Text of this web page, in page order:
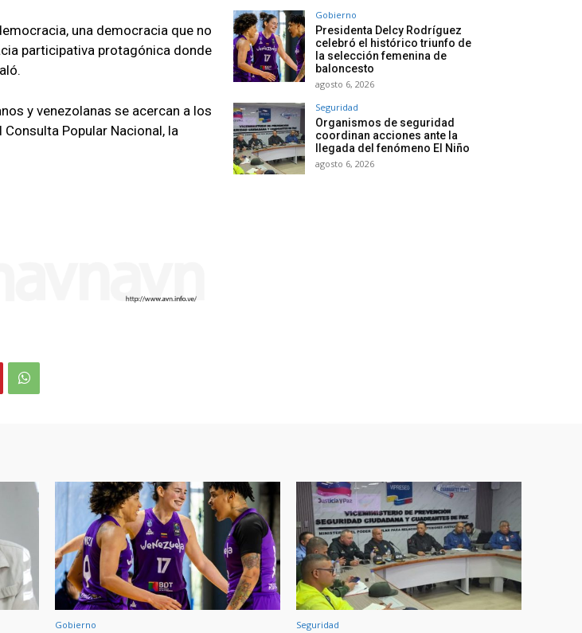
una democracia que no
participativa protagónica donde
y venezolanas se acercan a los
Popular Nacional, la
Gobierno
Presidenta Delcy Rodríguez
celebró el histórico triunfo de
la selección femenina de
baloncesto
agosto 6, 2026
Seguridad
Organismos de seguridad
coordinan acciones ante la
llegada del fenómeno El Niño
agosto 6, 2026
Gobierno Seguridad